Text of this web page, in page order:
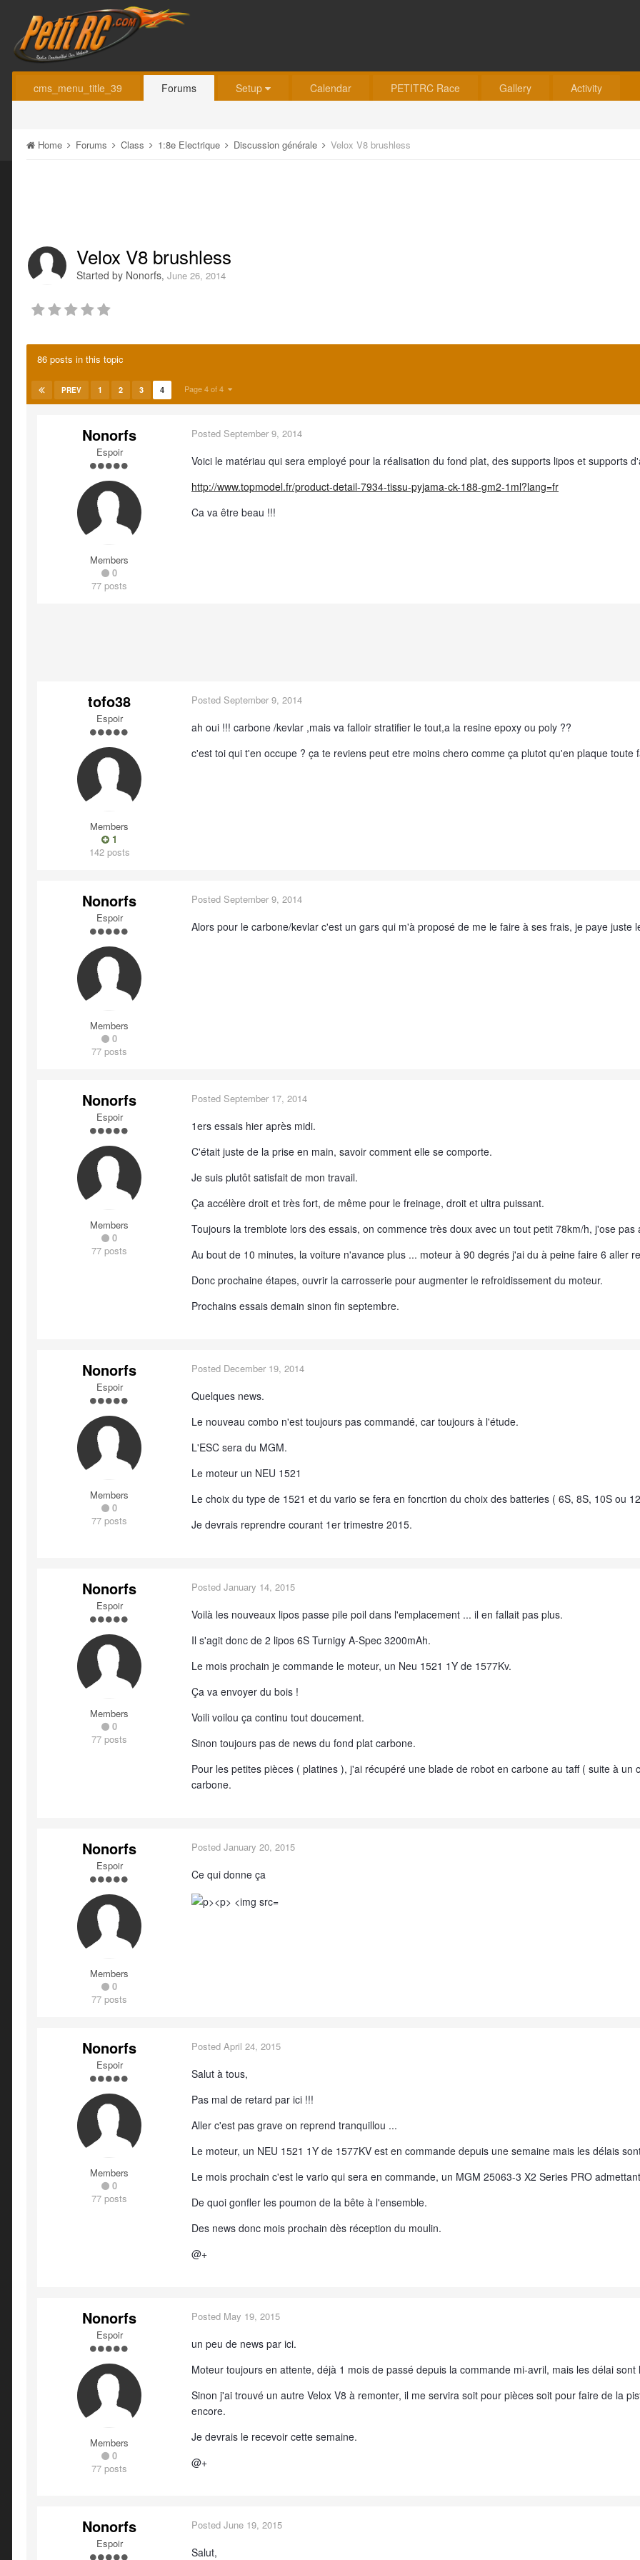
cms_menu_title_39 Forums Setup Calendar PETITRC Race Gallery Activity
Home Forums Class 1:8e Electrique Discussion générale Velox V8 brushless
Velox V8 brushless
Started by Nonorfs, June 26, 2014
86 posts in this topic
PREV 1 2 3 4 Page 4 of 4
Nonorfs
Espoir
Members
0
77 posts
Posted September 9, 2014
Voici le matériau qui sera employé pour la réalisation du fond plat, des supports lipos et supports
http://www.topmodel.fr/product-detail-7934-tissu-pyjama-ck-188-gm2-1ml?lang=fr
Ca va être beau !!!
tofo38
Espoir
Members
1
142 posts
Posted September 9, 2014
ah oui !!! carbone /kevlar ,mais va falloir stratifier le tout,a la resine epoxy ou poly ??
c'est toi qui t'en occupe ? ça te reviens peut etre moins chero comme ça plutot qu'en plaque toute
Nonorfs
Espoir
Members
0
77 posts
Posted September 9, 2014
Alors pour le carbone/kevlar c'est un gars qui m'à proposé de me le faire à ses frais, je paye juste
Nonorfs
Espoir
Members
0
77 posts
Posted September 17, 2014
1ers essais hier après midi.
C'était juste de la prise en main, savoir comment elle se comporte.
Je suis plutôt satisfait de mon travail.
Ça accélère droit et très fort, de même pour le freinage, droit et ultra puissant.
Toujours la tremblote lors des essais, on commence très doux avec un tout petit 78km/h, j'ose
Au bout de 10 minutes, la voiture n'avance plus ... moteur à 90 degrés j'ai du à peine faire 6 aller
Donc prochaine étapes, ouvrir la carrosserie pour augmenter le refroidissement du moteur.
Prochains essais demain sinon fin septembre.
Nonorfs
Espoir
Members
0
77 posts
Posted December 19, 2014
Quelques news.
Le nouveau combo n'est toujours pas commandé, car toujours à l'étude.
L'ESC sera du MGM.
Le moteur un NEU 1521
Le choix du type de 1521 et du vario se fera en foncrtion du choix des batteries ( 6S, 8S, 10S ou
Je devrais reprendre courant 1er trimestre 2015.
Nonorfs
Espoir
Members
0
77 posts
Posted January 14, 2015
Voilà les nouveaux lipos passe pile poil dans l'emplacement ... il en fallait pas plus.
Il s'agit donc de 2 lipos 6S Turnigy A-Spec 3200mAh.
Le mois prochain je commande le moteur, un Neu 1521 1Y de 1577Kv.
Ça va envoyer du bois !
Voili voilou ça continu tout doucement.
Sinon toujours pas de news du fond plat carbone.
Pour les petites pièces ( platines ), j'ai récupéré une blade de robot en carbone au taff ( suite à
carbone.
Nonorfs
Espoir
Members
0
77 posts
Posted January 20, 2015
Ce qui donne ça
Nonorfs
Espoir
Members
0
77 posts
Posted April 24, 2015
Salut à tous,
Pas mal de retard par ici !!!
Aller c'est pas grave on reprend tranquillou ...
Le moteur, un NEU 1521 1Y de 1577KV est en commande depuis une semaine mais les délais
Le mois prochain c'est le vario qui sera en commande, un MGM 25063-3 X2 Series PRO
De quoi gonfler les poumon de la bête à l'ensemble.
Des news donc mois prochain dès réception du moulin.
@+
Nonorfs
Espoir
Members
0
77 posts
Posted May 19, 2015
un peu de news par ici.
Moteur toujours en attente, déjà 1 mois de passé depuis la commande mi-avril, mais les délai
Sinon j'ai trouvé un autre Velox V8 à remonter, il me servira soit pour pièces soit pour faire de la
encore.
Je devrais le recevoir cette semaine.
@+
Nonorfs
Espoir
Posted June 19, 2015
Salut,